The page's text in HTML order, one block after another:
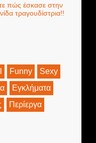
πώς έσκασε στην
τραγουδίστρια!!
Funny
Sexy
Εγκλήματα
Περίεργα